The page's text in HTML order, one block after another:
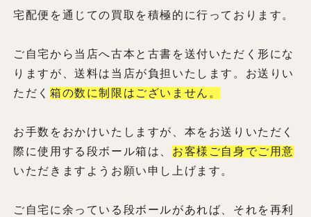
宅配便を通じての買取を積極的に行っております。
ご自宅から当店へ古本と古書を送付いただく形にな
りますが、送料は当店が負担いたします。お送りい
ただく 箱の数に制限はございません。
お手数をおかけいたしますが、本をお送りいただく
際に使用する段ボール箱は、 お客様ご自身でご用意
いただきますようお願い申し上げます。
ご自宅に余っている段ボールがあれば、それを再利